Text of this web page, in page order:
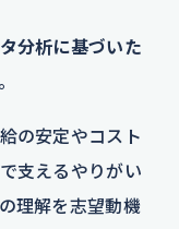
分析に基づいた
の安定やコスト
支えるやりがい
理解を志望動機